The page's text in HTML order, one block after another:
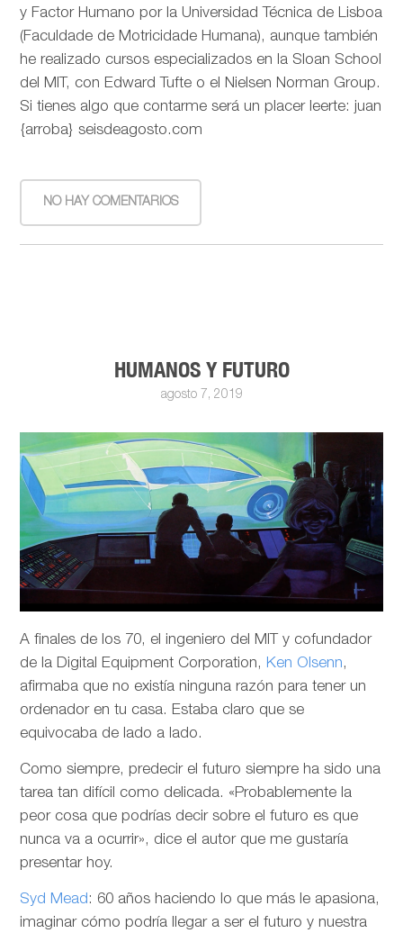
y Factor Humano por la Universidad Técnica de Lisboa
(Faculdade de Motricidade Humana), aunque también
he realizado cursos especializados en la Sloan School
del MIT, con Edward Tufte o el Nielsen Norman Group.
Si tienes algo que contarme será un placer leerte: juan
{arroba} seisdeagosto.com
NO HAY COMENTARIOS
HUMANOS Y FUTURO
agosto 7, 2019
A finales de los 70, el ingeniero del MIT y cofundador
de la Digital Equipment Corporation, Ken Olsenn,
afirmaba que no existía ninguna razón para tener un
ordenador en tu casa. Estaba claro que se
equivocaba de lado a lado.
Como siempre, predecir el futuro siempre ha sido una
tarea tan difícil como delicada. «Probablemente la
peor cosa que podrías decir sobre el futuro es que
nunca va a ocurrir», dice el autor que me gustaría
presentar hoy.
Syd Mead: 60 años haciendo lo que más le apasiona,
imaginar cómo podría llegar a ser el futuro y nuestra